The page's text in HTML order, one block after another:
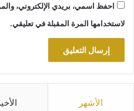
احفظ اسمي، بريدي الإلكتروني،
لاستخدامها المرة المقبلة في تعليقي.
الأشهر